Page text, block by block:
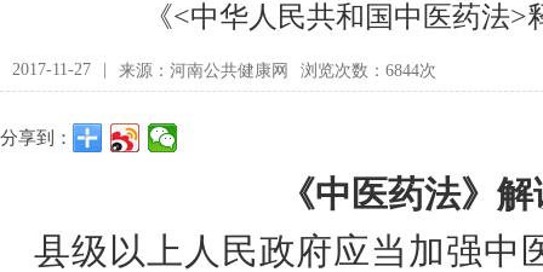
《<中华人民共和国中医药法
2017-11-27 来源：河南公共健康网 浏览次数：6844次
分享到：
《中医药法》
县级以上人民政府应当加强中